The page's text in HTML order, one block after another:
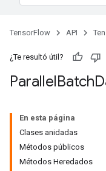
TensorFlow API
¿Te resultó útil?
ParallelBatch
En esta página
Clases anidadas
Métodos públicos
Métodos Heredados